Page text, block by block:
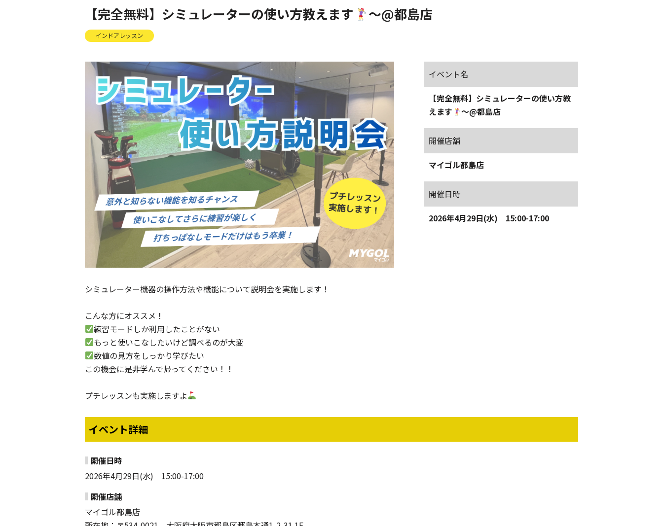
【完全無料】シミュレーターの使い方教えます ～@都島店
インドアレッスン
シミュレーター機器の操作方法や機能について説明会を実施します！
こんな方にオススメ！
練習モードしか利用したことがない
もっと使いこなしたいけど調べるのが大変
数値の見方をしっかり学びたい
この機会に是非学んで帰ってください！！
プチレッスンも実施しますよ
イベント名
【完全無料】シミュレーターの使い方教
えます
～@都島店
開催店舗
マイゴル都島店
開催日時
2026年4月29日(水) 15:00-17:00
イベント詳細
開催日時
2026年4月29日(水) 15:00-17:00
開催店舗
マイゴル都島店